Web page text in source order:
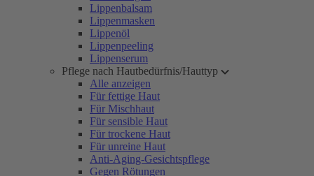
Lippenbalsam
Lippenmasken
Lippenöl
Lippenpeeling
Lippenserum
Pflege nach Hautbedürfnis/Hauttyp
Alle anzeigen
Für fettige Haut
Für Mischhaut
Für sensible Haut
Für trockene Haut
Für unreine Haut
Anti-Aging-Gesichtspflege
Gegen Rötungen